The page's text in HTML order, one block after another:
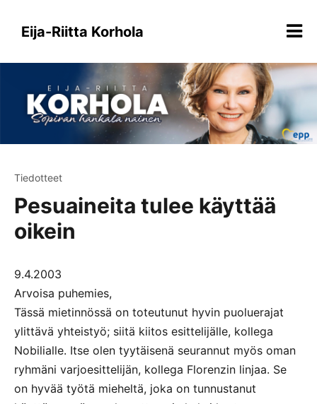
sisältöönEija-Riitta Korhola
Tiedotteet
Pesuaineita tulee käyttää
oikein
9.4.2003
Arvoisa puhemies,
Tässä mietinnössä on toteutunut hyvin puoluerajat
ylittävä yhteistyö; siitä kiitos esittelijälle, kollega
Nobilialle. Itse olen tyytäisenä seurannut myös oman
ryhmäni varjoesittelijän, kollega Florenzin linjaa. Se
on hyvää työtä mieheltä, joka on tunnustanut